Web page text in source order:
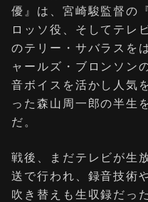
優』は、宮崎駿監督の
ロッソ役、そしてテレ
のテリー・サバラスを
ャールズ・ブロンソン
音ボイスを活かし人気
った森山周一郎の半生
だ。
戦後、まだテレビが生
送で行われ、録音技術
吹き替えも生収録だっ